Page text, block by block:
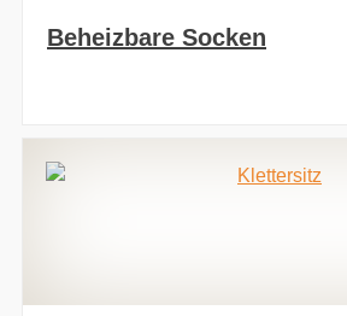
Beheizbare Socken